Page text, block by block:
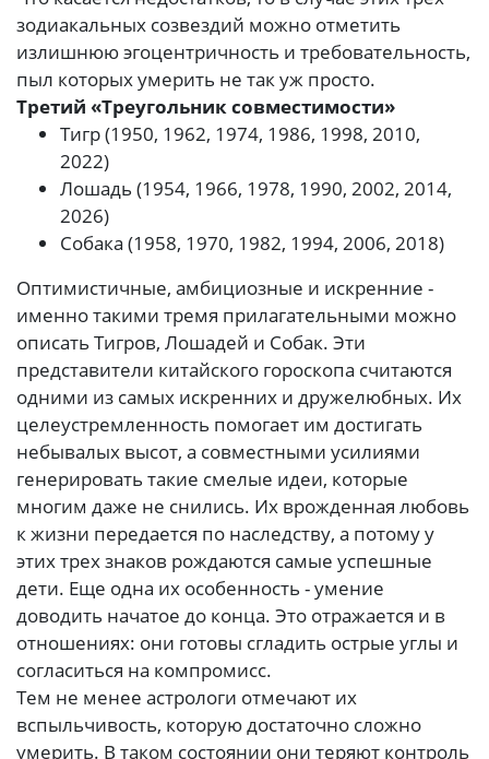
зодиакальных созвездий можно отметить
излишнюю эгоцентричность и требовательность,
пыл которых умерить не так уж просто.
Третий «Треугольник совместимости»
Тигр (1950, 1962, 1974, 1986, 1998, 2010,
2022)
Лошадь (1954, 1966, 1978, 1990, 2002, 2014,
2026)
Собака (1958, 1970, 1982, 1994, 2006, 2018)
Оптимистичные, амбициозные и искренние -
именно такими тремя прилагательными можно
описать Тигров, Лошадей и Собак. Эти
представители китайского гороскопа считаются
одними из самых искренних и дружелюбных. Их
целеустремленность помогает им достигать
небывалых высот, а совместными усилиями
генерировать такие смелые идеи, которые
многим даже не снились. Их врожденная любовь
к жизни передается по наследству, а потому у
этих трех знаков рождаются самые успешные
дети. Еще одна их особенность - умение
доводить начатое до конца. Это отражается и в
отношениях: они готовы сгладить острые углы и
согласиться на компромисс.
Тем не менее астрологи отмечают их
вспыльчивость, которую достаточно сложно
умерить. В таком состоянии они теряют контроль